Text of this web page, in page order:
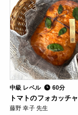
中級 レベル 60分
トマトのフォカッチャ
藤野 幸子 先生